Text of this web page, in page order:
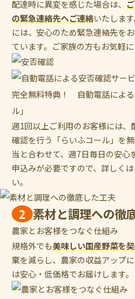
配達時に異変を感じた場合は、
の緊急連絡先へご連絡いたしま
には、安心のため緊急連絡先を
ています。ご家族の方もお気軽に
完全無料特典！ 自動電話によ
ル」
週1回以上ご利用のお客様には
確認を行う「らいふコール」を
当と合わせて、週7日毎日の安
申込みが必要ですので、詳しく
い。
2 素材と調理への徹
農家とお客様をつなぐ仕組み
規格外でも美味しい国産野菜を
棄を減らし、農家の収益アップ
は安心・低価格でお届けします。